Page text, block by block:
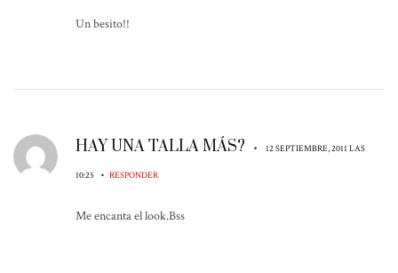
Un besito!!
HAY UNA TALLA MÁS? • 12 SEPTIEMBRE, 2011 LAS
10:25 • RESPONDER
Me encanta el look.Bss